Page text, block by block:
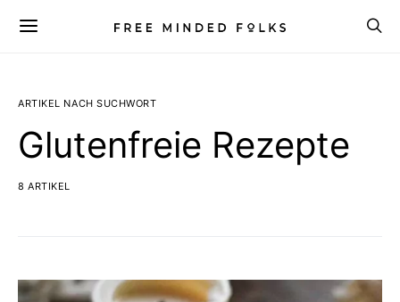
ARTIKEL NACH SUCHWORT
Glutenfreie Rezepte
8 ARTIKEL